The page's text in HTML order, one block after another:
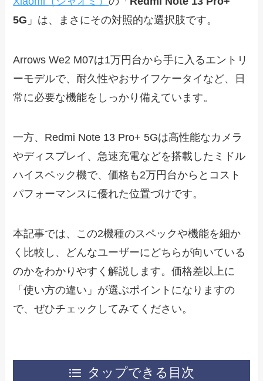
5G 」は、まさにその対照的な選択肢です。
Arrows We2 M07は1万円台から手に入るエントリ
ーモデルで、耐久性やおサイフケータイなど、日
常に必要な機能をしっかり備えています。
一方、Redmi Note 13 Pro+ 5Gは高性能なカメラ
やディスプレイ、急速充電などを搭載したミドル
ハイスペック機で、価格も2万円台からとコスト
パフォーマンスに優れた位置づけです。
本記事では、この2機種のスペックや機能を細か
く比較し、どんなユーザーにどちらが向いている
のかをわかりやすく解説します。価格差以上に
「使い方の違い」が選ぶポイントになりますの
で、ぜひチェックしてみてください。
タップできる目次